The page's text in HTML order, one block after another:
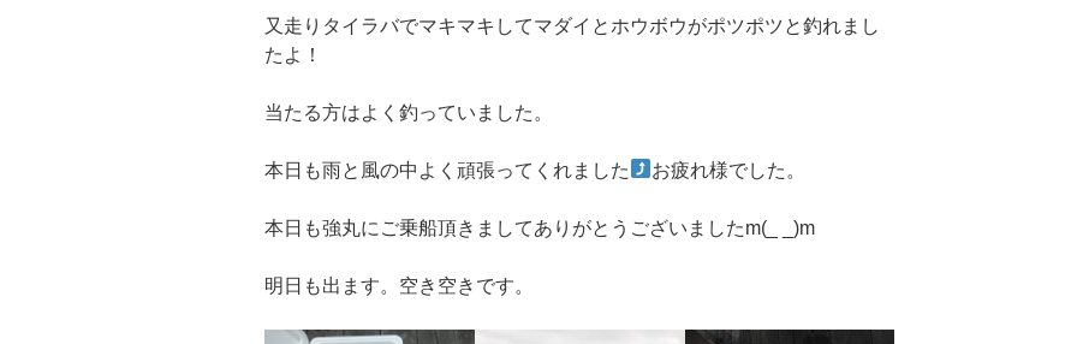
又走りタイラバでマキマキしてマダイとホウボウがポツポツと釣れまし
たよ！
当たる方はよく釣っていました。
本日も雨と風の中よく頑張ってくれました お疲れ様でした。
本日も強丸にご乗船頂きましてありがとうございましたm(_ _)m
明日も出ます。空き空きです。